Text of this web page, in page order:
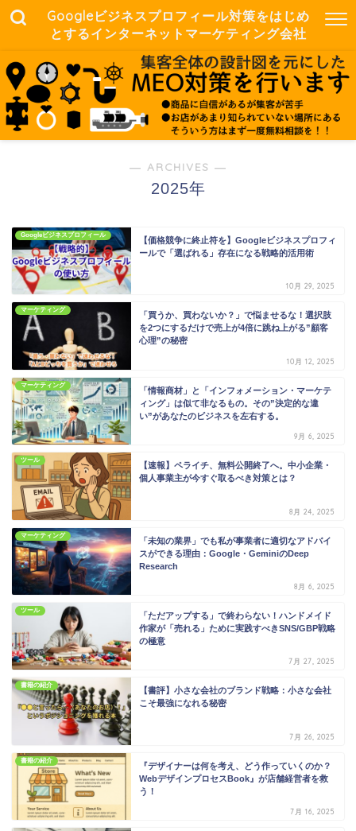
Googleビジネスプロフィール対策をはじめ
とするインターネットマーケティング会社
― ARCHIVES ―
2025年
Googleビジネスプロフィール
【価格競争に終止符を】Googleビジネスプロフィ
ールで「選ばれる」存在になる戦略的活用術
10月 29, 2025
マーケティング
「買うか、買わないか？」で悩ませるな！選択肢
を2つにするだけで売上が4倍に跳ね上がる”顧客
心理”の秘密
10月 12, 2025
マーケティング
「情報商材」と「インフォメーション・マーケテ
ィング」は似て非なるもの。その”決定的な違
い”があなたのビジネスを左右する。
9月 6, 2025
ツール
【速報】ペライチ、無料公開終了へ。中小企業・
個人事業主が今すぐ取るべき対策とは？
8月 24, 2025
マーケティング
「未知の業界」でも私が事業者に適切なアドバイ
スができる理由：Google・GeminiのDeep
Research
8月 6, 2025
ツール
「ただアップする」で終わらない！ハンドメイド
作家が「売れる」ために実践すべきSNS/GBP戦略
の極意
7月 27, 2025
書籍の紹介
【書評】小さな会社のブランド戦略：小さな会社
こそ最強になれる秘密
7月 26, 2025
書籍の紹介
『デザイナーは何を考え、どう作っていくのか？
WebデザインプロセスBook』が店舗経営者を救
う！
7月 16, 2025